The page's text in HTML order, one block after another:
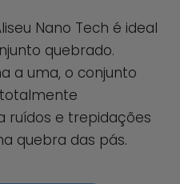
Nano Tech é ideal
quebrado.
a uma, o conjunto
ruídos e trepidações
quebra das pás.